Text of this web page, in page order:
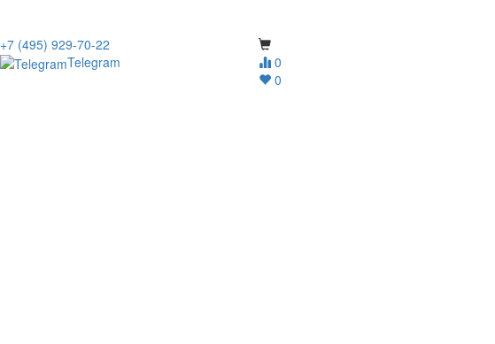
0
0
+7 (495) 929-70-22
Telegram